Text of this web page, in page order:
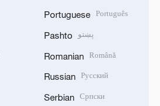
Portuguese Português
Pashto پښتو
Romanian Română
Russian Русский
Serbian Српски